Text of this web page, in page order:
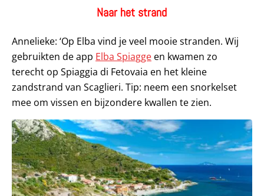
Naar het strand
Annelieke: ‘Op Elba vind je veel mooie stranden. Wij
gebruikten de app Elba Spiagge en kwamen zo
terecht op Spiaggia di Fetovaia en het kleine
zandstrand van Scaglieri. Tip: neem een snorkelset
mee om vissen en bijzondere kwallen te zien.